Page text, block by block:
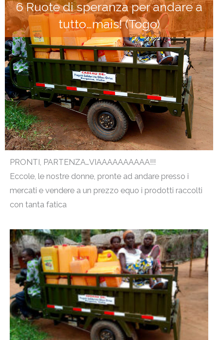
6 Ruote di speranza per andare a
tutto…mais! (Togo)
PRONTI, PARTENZA…VIAAAAAAAAAA!!!
Eccole, le nostre donne, pronte ad andare presso i
mercati e vendere a un prezzo equo i prodotti raccolti
con tanta fatica